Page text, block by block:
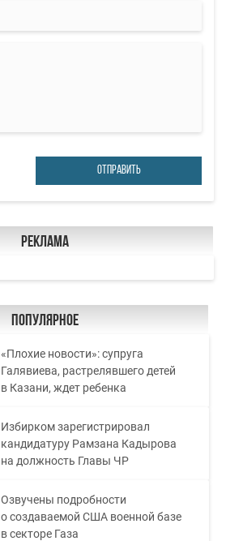
ОТПРАВИТЬ
Реклама
Популярное
«Плохие новости»: супруга
Галявиева, растрелявшего детей
в Казани, ждет ребенка
Избирком зарегистрировал
кандидатуру Рамзана Кадырова
на должность Главы ЧР
Озвучены подробности
о создаваемой США военной базе
в секторе Газа